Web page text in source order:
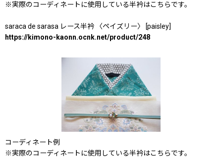
※実際のコーディネートに使用している半衿はこちらです。
saraca de sarasa レース半衿 〈ペイズリー〉 [paisley]
https://kimono-kaonn.ocnk.net/product/248
コーディネート例
※実際のコーディネートに使用している半衿はこちらです。